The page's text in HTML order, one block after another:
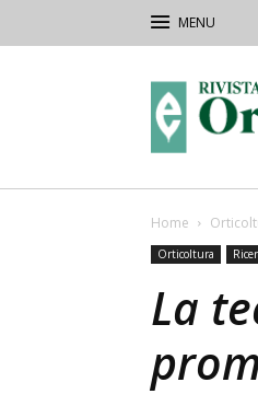
Orticoltura
Home
Orticoltura
La